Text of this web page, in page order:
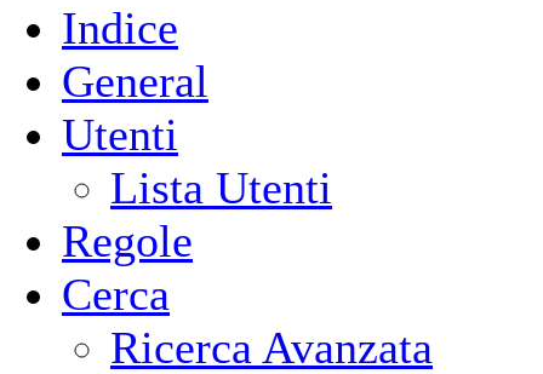
Indice
General
Utenti
Lista Utenti
Regole
Cerca
Ricerca Avanzata